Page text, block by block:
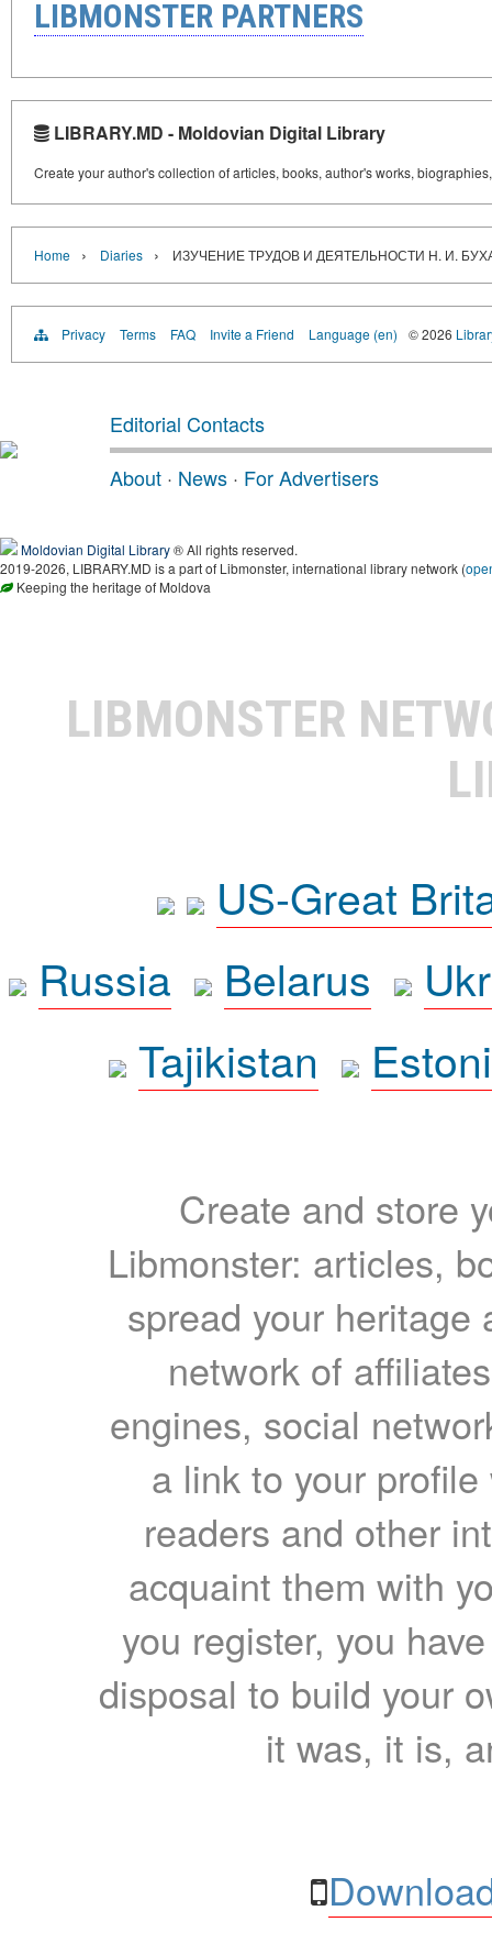
LIBMONSTER PARTNERS
LIBRARY.MD - Moldovian Digital Library
Create your author's collection of articles, books, author's works,
Home › Diaries › ИЗУЧЕНИЕ ТРУДОВ И ДЕЯТЕЛЬНОСТИ Н. И.
Privacy Terms FAQ Invite a Friend Language (en) © 2026
Editorial Contacts
About · News · For Advertisers
Moldovian Digital Library® All rights reserved.
2019-2026, LIBRARY.MD is a part of Libmonster, international library network (
Keeping the heritage of Moldova
LIBMONSTER
US-Great
Russia
Belarus
Tajikistan
Create and store
Libmonster: articles,
spread your heritage
network of
engines, social
a link to your
readers and other
acquaint them with
you register, you
disposal to build your
it was, it is,